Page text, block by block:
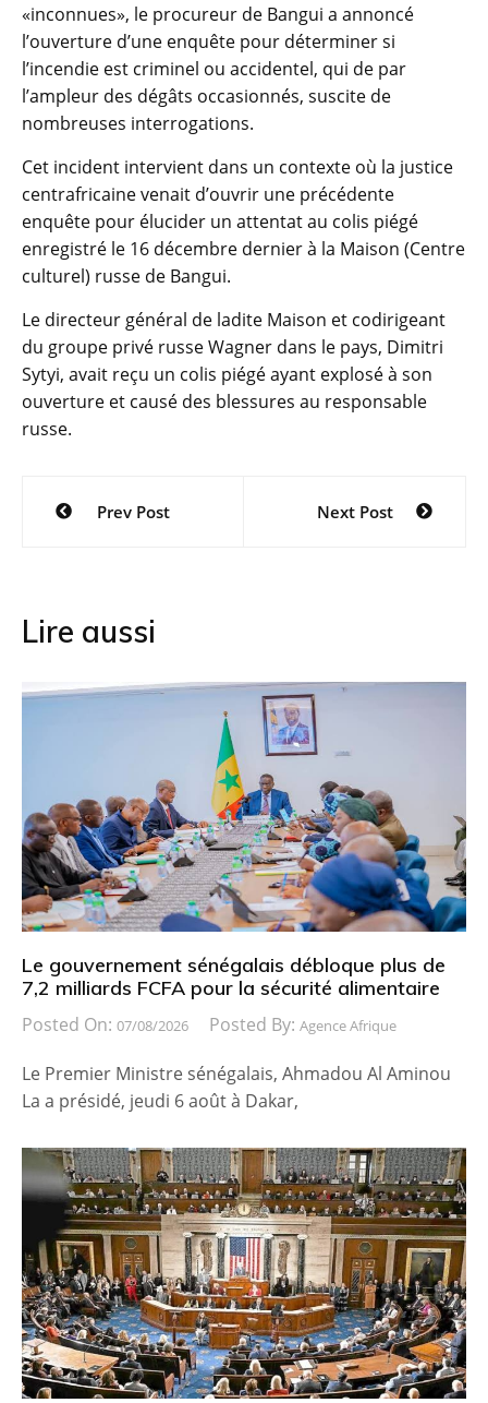
«inconnues», le procureur de Bangui a annoncé
l’ouverture d’une enquête pour déterminer si
l’incendie est criminel ou accidentel, qui de par
l’ampleur des dégâts occasionnés, suscite de
nombreuses interrogations.
Cet incident intervient dans un contexte où la justice
centrafricaine venait d’ouvrir une précédente
enquête pour élucider un attentat au colis piégé
enregistré le 16 décembre dernier à la Maison (Centre
culturel) russe de Bangui.
Le directeur général de ladite Maison et codirigeant
du groupe privé russe Wagner dans le pays, Dimitri
Sytyi, avait reçu un colis piégé ayant explosé à son
ouverture et causé des blessures au responsable
russe.
Navigation
Prev Post Next Post
Lire aussi
Le gouvernement sénégalais débloque plus de
7,2 milliards FCFA pour la sécurité alimentaire
Posted On: 07/08/2026 Posted By: Agence Afrique
Le Premier Ministre sénégalais, Ahmadou Al Aminou
La a présidé, jeudi 6 août à Dakar,